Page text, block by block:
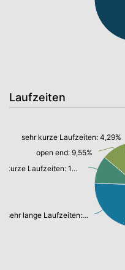
Laufzeiten
sehr lange Laufzeiten: 21,01%
kurze Laufzeiten: 10,39%
open end: 9,55%
sehr kurze Laufzeiten: 4,29%